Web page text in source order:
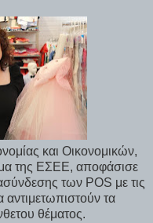
και Οικονομικών,
της ΕΣΕΕ, αποφάσισε
των POS με τις
αντιμετωπιστούν τα
θέματος.